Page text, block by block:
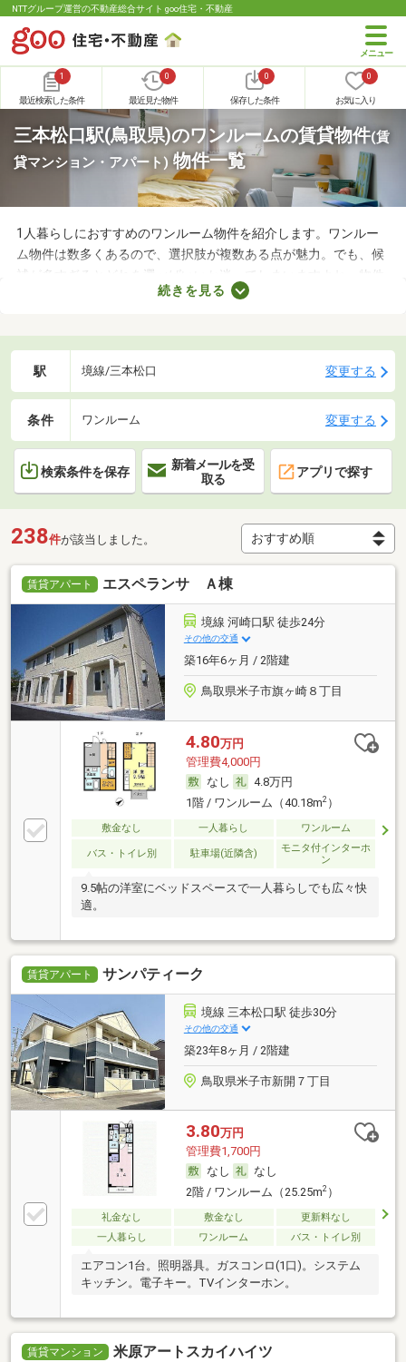
NTTグループ運営の不動産総合サイト goo住宅・不動産
1
最近検索した条件
0
最近見た物件
0
保存した条件
0
お気に入り
三本松口駅(鳥取県)のワンルームの賃貸物件(賃
貸マンション・アパート) 物件一覧
1人暮らしにおすすめのワンルーム物件を紹介します。ワンルー
ム物件は数多くあるので、選択肢が複数ある点が魅力。でも、候
補が多すぎるとどれを選べばいいか迷ってしまいますよね。物件
を選ぶときは、間取り・設備・家賃などをチェックすることがお
を見つけましょう。
続きを見る
駅 境線/三本松口 変更する
条件 ワンルーム 変更する
検索条件を保存
新着メールを受
取る
アプリで探す
238件が該当しました。
賃貸アパート エスペランサ Ａ棟
境線 河崎口駅 徒歩24分
その他の交通
築16年6ヶ月 / 2階建
鳥取県米子市旗ヶ崎８丁目
4.80万円
管理費4,000円
なし
4.8万円
1階 / ワンルーム（40.18m2）
敷金なし 一人暮らし ワンルーム
バス・トイレ別 駐車場(近隣含)
モニタ付インターホ
ン
9.5帖の洋室にベッドスペースで一人暮らしでも広々快
適。
賃貸アパート サンパティーク
境線 三本松口駅 徒歩30分
その他の交通
築23年8ヶ月 / 2階建
鳥取県米子市新開７丁目
3.80万円
管理費1,700円
なし
なし
2階 / ワンルーム（25.25m2）
礼金なし 敷金なし
更新料なし
一人暮らし
ワンルーム バス・トイレ別
エアコン1台。照明器具。ガスコンロ(1口)。システム
キッチン。電子キー。TVインターホン。
賃貸マンション 米原アートスカイハイツ